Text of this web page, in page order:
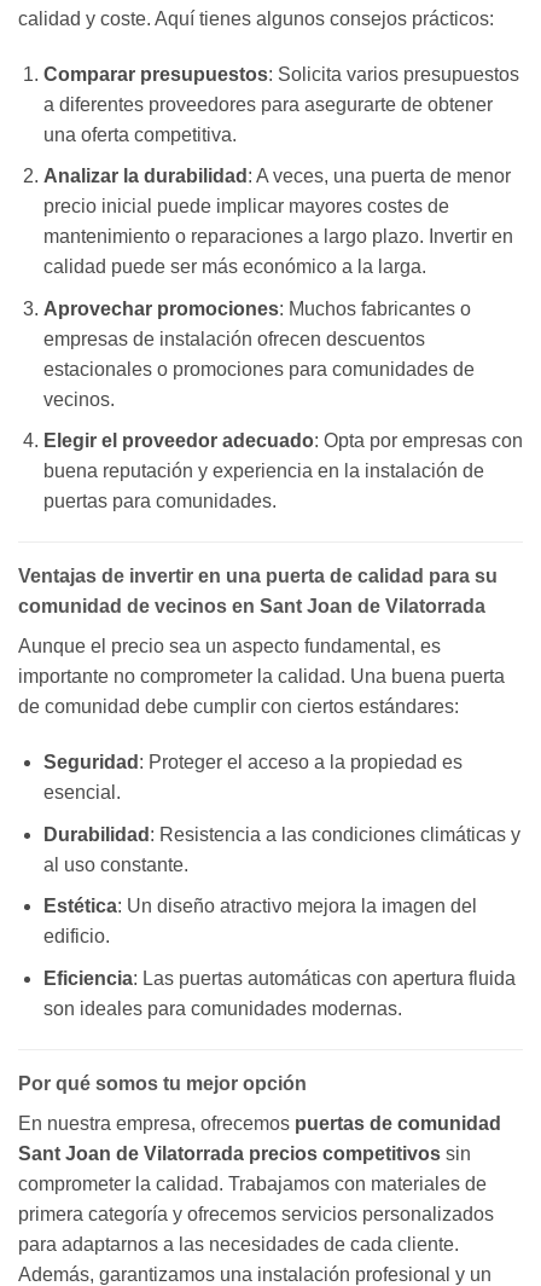
calidad y coste. Aquí tienes algunos consejos prácticos:
Comparar presupuestos: Solicita varios presupuestos
a diferentes proveedores para asegurarte de obtener
una oferta competitiva.
Analizar la durabilidad : A veces, una puerta de menor
precio inicial puede implicar mayores costes de
mantenimiento o reparaciones a largo plazo. Invertir en
calidad puede ser más económico a la larga.
Aprovechar promociones: Muchos fabricantes o
empresas de instalación ofrecen descuentos
estacionales o promociones para comunidades de
vecinos.
Elegir el proveedor adecuado: Opta por empresas con
buena reputación y experiencia en la instalación de
puertas para comunidades.
Ventajas de invertir en una puerta de calidad para su
comunidad de vecinos en Sant Joan de Vilatorrada
Aunque el precio sea un aspecto fundamental, es
importante no comprometer la calidad. Una buena puerta
de comunidad debe cumplir con ciertos estándares:
Seguridad : Proteger el acceso a la propiedad es
esencial.
Durabilidad : Resistencia a las condiciones climáticas y
al uso constante.
Estética: Un diseño atractivo mejora la imagen del
edificio.
Eficiencia: Las puertas automáticas con apertura fluida
son ideales para comunidades modernas.
Por qué somos tu mejor opción
En nuestra empresa, ofrecemos puertas de comunidad
Sant Joan de Vilatorrada precios competitivos sin
comprometer la calidad. Trabajamos con materiales de
primera categoría y ofrecemos servicios personalizados
para adaptarnos a las necesidades de cada cliente.
Además, garantizamos una instalación profesional y un